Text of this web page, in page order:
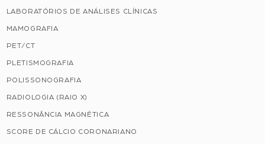
LABORATÓRIOS DE ANÁLISES CLÍNICAS
MAMOGRAFIA
PET/CT
PLETISMOGRAFIA
POLISSONOGRAFIA
RADIOLOGIA (RAIO X)
RESSONÂNCIA MAGNÉTICA
SCORE DE CÁLCIO CORONARIANO